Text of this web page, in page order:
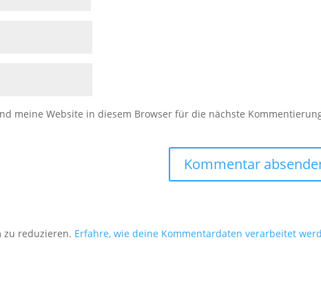
meine Website in diesem Browser für die nächste
zu reduzieren. Erfahre, wie deine Kommentardaten verarbeitet